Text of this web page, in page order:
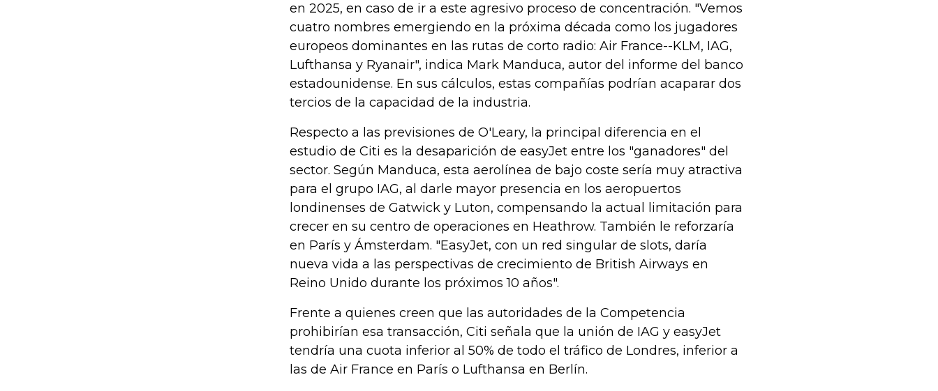
en 2025, en caso de ir a este agresivo proceso de concentración. "Vemos
cuatro nombres emergiendo en la próxima década como los jugadores
europeos dominantes en las rutas de corto radio: Air France--KLM, IAG,
Lufthansa y Ryanair", indica Mark Manduca, autor del informe del banco
estadounidense. En sus cálculos, estas compañías podrían acaparar dos
tercios de la capacidad de la industria.
Respecto a las previsiones de O'Leary, la principal diferencia en el
estudio de Citi es la desaparición de easyJet entre los "ganadores" del
sector. Según Manduca, esta aerolínea de bajo coste sería muy atractiva
para el grupo IAG, al darle mayor presencia en los aeropuertos
londinenses de Gatwick y Luton, compensando la actual limitación para
crecer en su centro de operaciones en Heathrow. También le reforzaría
en París y Ámsterdam. "EasyJet, con un red singular de slots, daría
nueva vida a las perspectivas de crecimiento de British Airways en
Reino Unido durante los próximos 10 años".
Frente a quienes creen que las autoridades de la Competencia
prohibirían esa transacción, Citi señala que la unión de IAG y easyJet
tendría una cuota inferior al 50% de todo el tráfico de Londres, inferior a
las de Air France en París o Lufthansa en Berlín.